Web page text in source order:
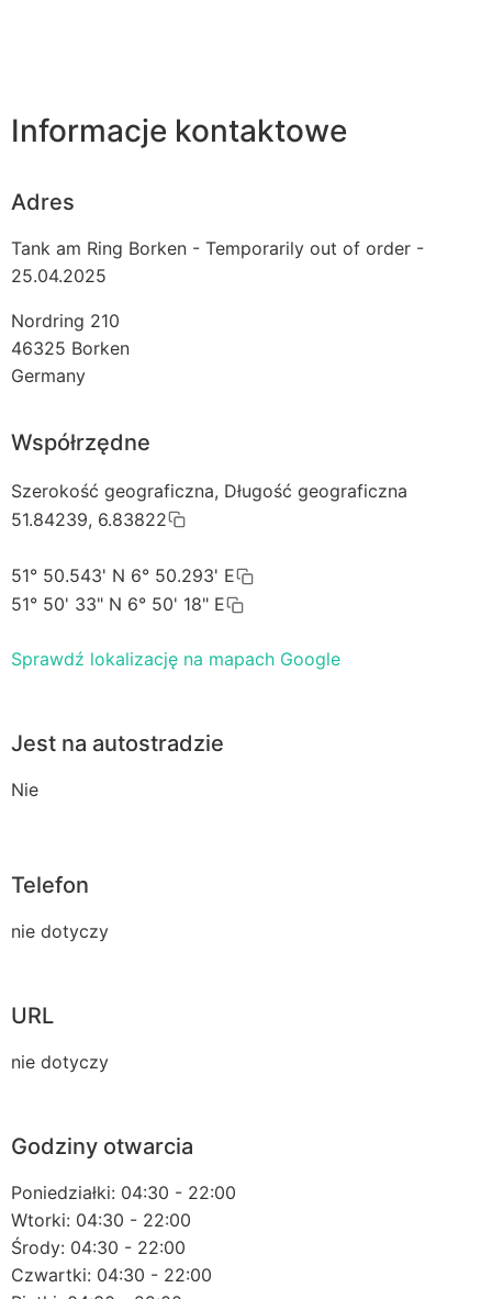
Informacje kontaktowe
Adres
Tank am Ring Borken - Temporarily out of order -
25.04.2025
Nordring 210
46325 Borken
Germany
Współrzędne
Szerokość geograficzna, Długość geograficzna
51.84239, 6.83822
51° 50.543' N 6° 50.293' E
51° 50' 33" N 6° 50' 18" E
Sprawdź lokalizację na mapach Google
Jest na autostradzie
Nie
Telefon
nie dotyczy
URL
nie dotyczy
Godziny otwarcia
Poniedziałki: 04:30 - 22:00
Wtorki: 04:30 - 22:00
Środy: 04:30 - 22:00
Czwartki: 04:30 - 22:00